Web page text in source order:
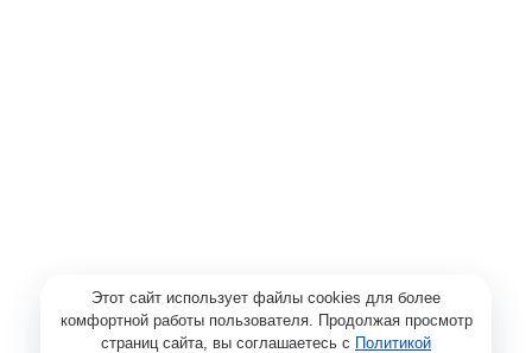
Этот сайт использует файлы cookies для более
комфортной работы пользователя. Продолжая просмотр
страниц сайта, вы соглашаетесь с Политикой